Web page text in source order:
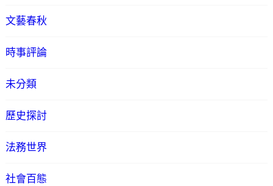
文藝春秋
時事評論
未分類
歷史探討
法務世界
社會百態